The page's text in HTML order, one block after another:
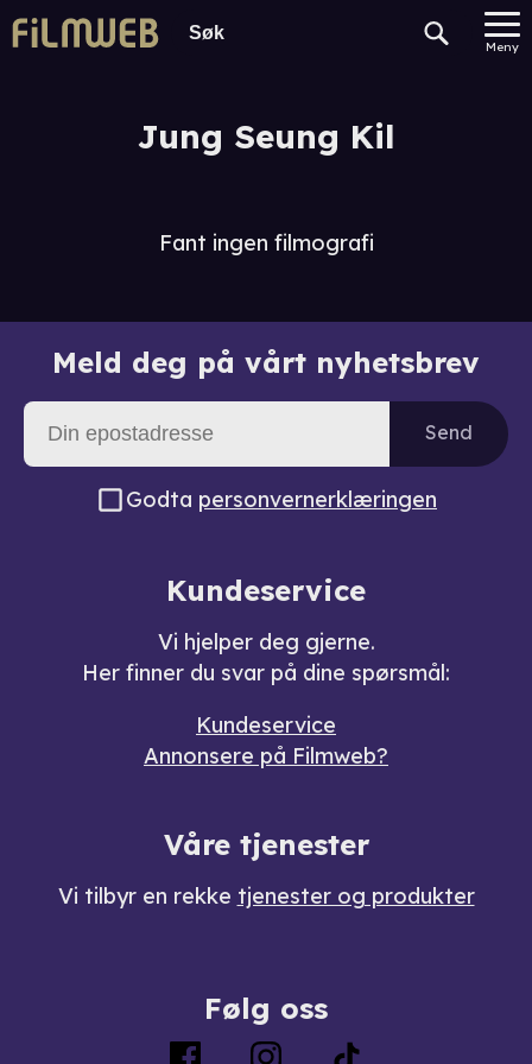
Meny
Jung Seung Kil
Fant ingen filmografi
Meld deg på vårt nyhetsbrev
Send
Godta personvernerklæringen
Kundeservice
Vi hjelper deg gjerne.
Her finner du svar på dine spørsmål:
Kundeservice
Annonsere på Filmweb?
Våre tjenester
Vi tilbyr en rekke tjenester og produkter
Følg oss